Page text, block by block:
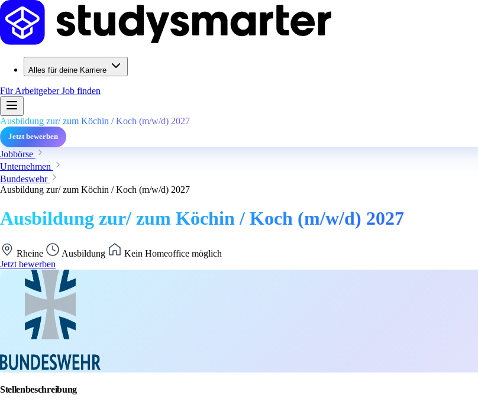
Alles für deine Karriere
Für ArbeitgeberJob finden
Ausbildung zur/ zum Köchin / Koch (m/w/d) 2027
Jetzt bewerben
Jobbörse
Unternehmen
Bundeswehr
Ausbildung zur/ zum Köchin / Koch (m/w/d) 2027
Ausbildung zur/ zum Köchin / Koch (m/w/d) 2027
Rheine Ausbildung
Kein Homeoffice möglich
Jetzt bewerben
Stellenbeschreibung